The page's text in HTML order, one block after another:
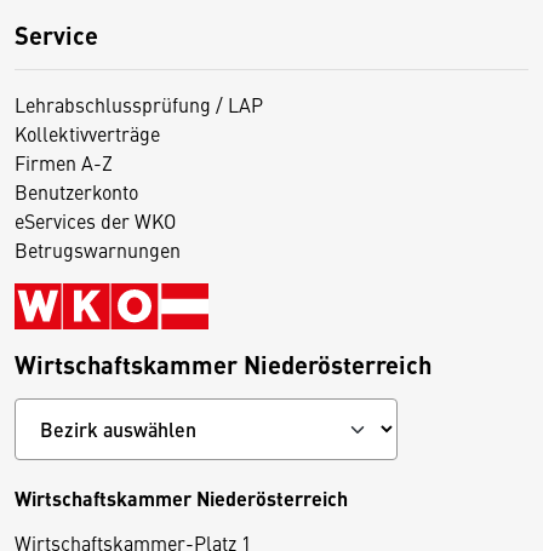
Service
Lehrabschlussprüfung / LAP
Kollektivverträge
Firmen A-Z
Benutzerkonto
eServices der WKO
Betrugswarnungen
Wirtschaftskammer Niederösterreich
Wirtschaftskammer Niederösterreich
Wirtschaftskammer-Platz 1